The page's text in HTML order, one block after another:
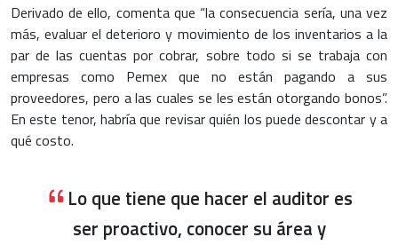
Derivado de ello, comenta que “la consecuencia sería, una vez
más, evaluar el deterioro y movimiento de los inventarios a la
par de las cuentas por cobrar, sobre todo si se trabaja con
empresas como Pemex que no están pagando a sus
proveedores, pero a las cuales se les están otorgando bonos”.
En este tenor, habría que revisar quién los puede descontar y a
qué costo.
Lo que tiene que hacer el auditor es
ser proactivo, conocer su área y